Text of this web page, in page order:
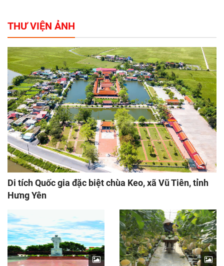
THƯ VIỆN ẢNH
Di tích Quốc gia đặc biệt chùa Keo, xã Vũ Tiên, tỉnh
Hưng Yên